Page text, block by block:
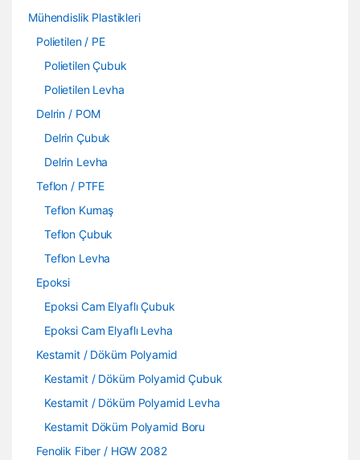
Mühendislik Plastikleri
Polietilen / PE
Polietilen Çubuk
Polietilen Levha
Delrin / POM
Delrin Çubuk
Delrin Levha
Teflon / PTFE
Teflon Kumaş
Teflon Çubuk
Teflon Levha
Epoksi
Epoksi Cam Elyaflı Çubuk
Epoksi Cam Elyaflı Levha
Kestamit / Döküm Polyamid
Kestamit / Döküm Polyamid Çubuk
Kestamit / Döküm Polyamid Levha
Kestamit Döküm Polyamid Boru
Fenolik Fiber / HGW 2082